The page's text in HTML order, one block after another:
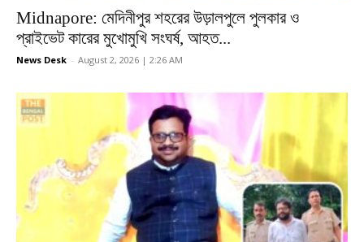
Midnapore: মেদিনীপুর শহরের উড়ালপুলে পুলকার ও
প্রাইভেট কারের মুখোমুখি সংঘর্ষ, আহত...
News Desk - August 2, 2026 | 2:26 AM